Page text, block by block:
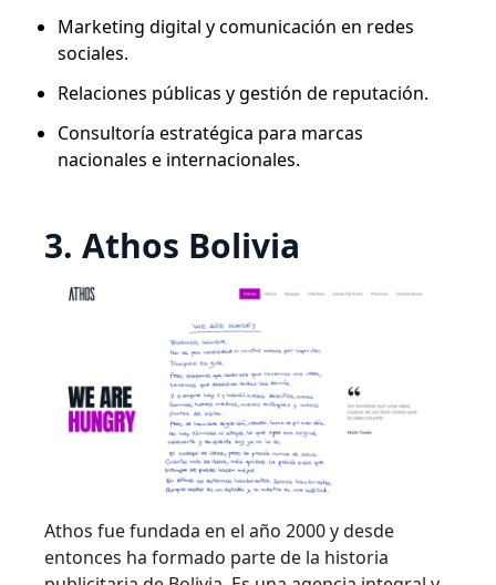
Marketing digital y comunicación en redes
sociales.
Relaciones públicas y gestión de reputación.
Consultoría estratégica para marcas
nacionales e internacionales.
3. Athos Bolivia
Athos fue fundada en el año 2000 y desde
entonces ha formado parte de la historia